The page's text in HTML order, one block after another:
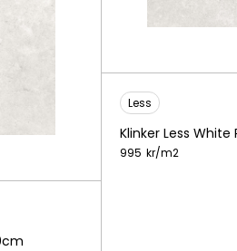
Less
Klinker Less White
995 kr/m2